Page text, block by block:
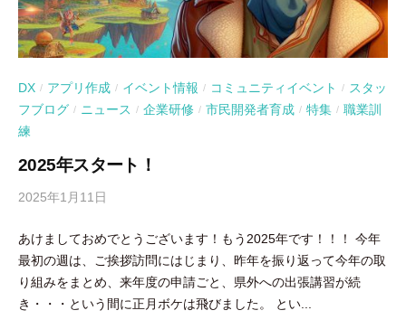
DX / アプリ作成 / イベント情報 / コミュニティイベント / スタッ
フブログ / ニュース / 企業研修 / 市民開発者育成 / 特集 / 職業訓
練
2025年スタート！
2025年1月11日
吉
田
豪
あけましておめでとうございます！もう2025年です！！！ 今年
最初の週は、ご挨拶訪問にはじまり、昨年を振り返って今年の取
り組みをまとめ、来年度の申請ごと、県外への出張講習が続
き・・・という間に正月ボケは飛びました。 とい...